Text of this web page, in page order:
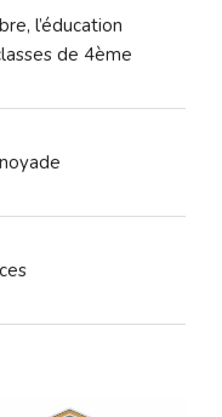
l’éducation
de 4ème